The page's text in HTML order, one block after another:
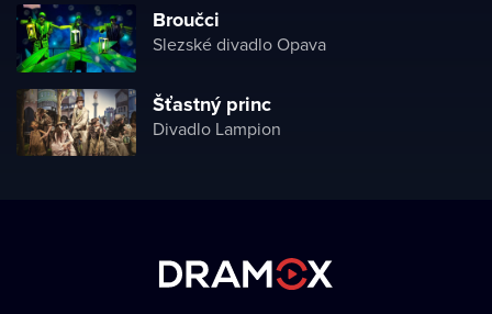
Broučci
Slezské divadlo Opava
Šťastný princ
Divadlo Lampion